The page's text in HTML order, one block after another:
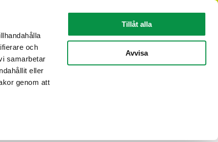
och
samarbetar
eller
genom att
Tillåt alla
Avvisa
SV
KABELINFORMATION OM REKA